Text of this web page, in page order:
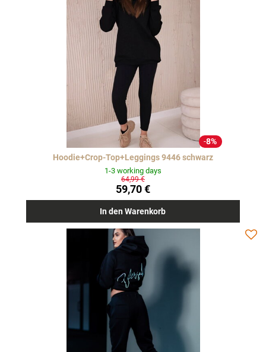
8%
Hoodie+Crop-Top+Leggings 9446 schwarz
1-3 working days
59,70 €
64,99 €
In den Warenkorb